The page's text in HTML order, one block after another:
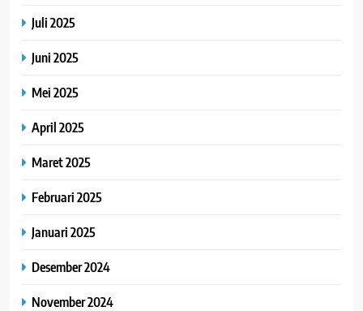
Juli 2025
Juni 2025
Mei 2025
April 2025
Maret 2025
Februari 2025
Januari 2025
Desember 2024
November 2024